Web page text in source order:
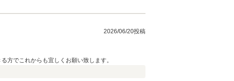
2026/06/20投稿
方でこれからも宜しくお願い致します。